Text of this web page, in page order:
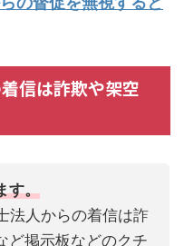
信は詐欺や架空
す。
法人からの着信は詐
ど掲示板などのクチ